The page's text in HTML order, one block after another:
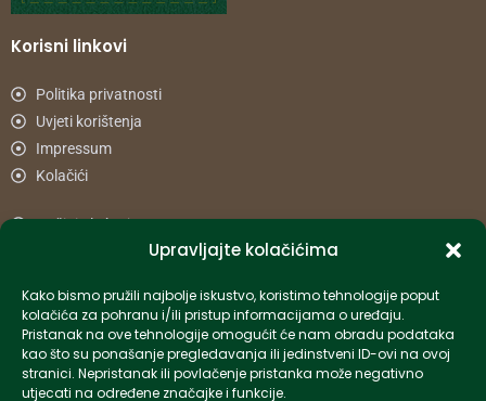
Upravljajte kolačićima
Kako bismo pružili najbolje iskustvo, koristimo tehnologije poput
kolačića za pohranu i/ili pristup informacijama o uređaju.
Pristanak na ove tehnologije omogućit će nam obradu podataka
kao što su ponašanje pregledavanja ili jedinstveni ID-ovi na ovoj
stranici. Nepristanak ili povlačenje pristanka može negativno
utjecati na određene značajke i funkcije.
Korisni linkovi
Politika privatnosti
Uvjeti korištenja
Impressum
Kolačići
Načini plaćanja
Informacije
info-hr@kettner.com